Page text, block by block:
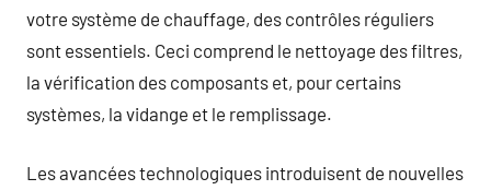
votre système de chauffage, des contrôles réguliers
sont essentiels. Ceci comprend le nettoyage des filtres,
la vérification des composants et, pour certains
systèmes, la vidange et le remplissage.
Les avancées technologiques introduisent de nouvelles